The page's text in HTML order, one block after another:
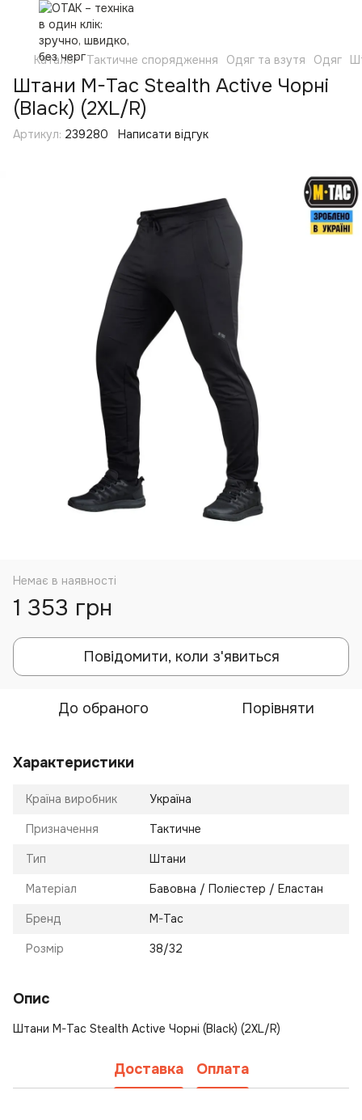
Каталог Тактичне спорядження Одяг та взутя Одяг
Штани M-Tac Stealth Active Чорні
(Black) (2XL/R)
Артикул: 239280 Написати відгук
Немає в наявності
1 353 грн
Повідомити, коли з'явиться
До обраного Порівняти
Характеристики
Країна виробник Україна
Призначення Тактичне
Тип Штани
Матеріал Бавовна / Поліестер / Еластан
Бренд M-Tac
Розмір 38/32
Опис
Штани M-Tac Stealth Active Чорні (Black) (2XL/R)
Доставка Оплата